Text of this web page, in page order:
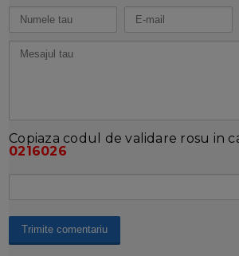
Copiaza codul de validare rosu in
0216026